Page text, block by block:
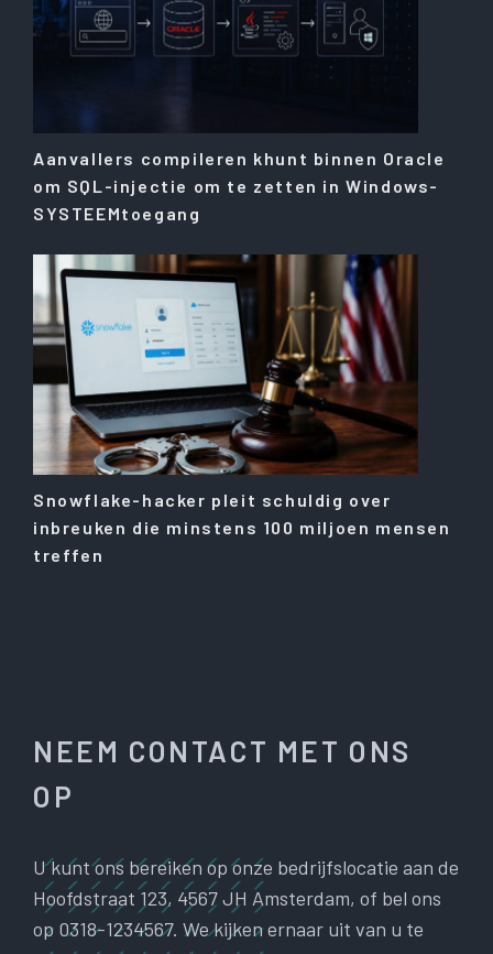
Aanvallers compileren khunt binnen Oracle
om SQL-injectie om te zetten in Windows-
SYSTEEMtoegang
Snowflake-hacker pleit schuldig over
inbreuken die minstens 100 miljoen mensen
treffen
NEEM CONTACT MET ONS
OP
U kunt ons bereiken op onze bedrijfslocatie aan de
Hoofdstraat 123, 4567 JH Amsterdam, of bel ons
op 0318-1234567. We kijken ernaar uit van u te